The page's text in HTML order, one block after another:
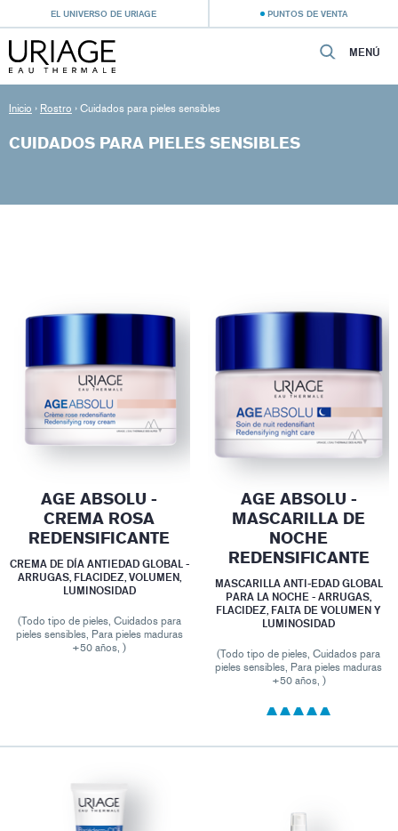
EL UNIVERSO DE URIAGE PUNTOS DE VENTA
MENÚ
Inicio › Rostro › Cuidados para pieles sensibles
CUIDADOS PARA PIELES SENSIBLES
AGE ABSOLU -
CREMA ROSA
REDENSIFICANTE
CREMA DE DÍA ANTIEDAD GLOBAL -
ARRUGAS, FLACIDEZ, VOLUMEN,
LUMINOSIDAD
(Todo tipo de pieles, Cuidados para
pieles sensibles, Para pieles maduras
+50 años, )
AGE ABSOLU -
MASCARILLA DE
NOCHE
REDENSIFICANTE
MASCARILLA ANTI-EDAD GLOBAL
PARA LA NOCHE - ARRUGAS,
FLACIDEZ, FALTA DE VOLUMEN Y
LUMINOSIDAD
(Todo tipo de pieles, Cuidados para
pieles sensibles, Para pieles maduras
+50 años, )